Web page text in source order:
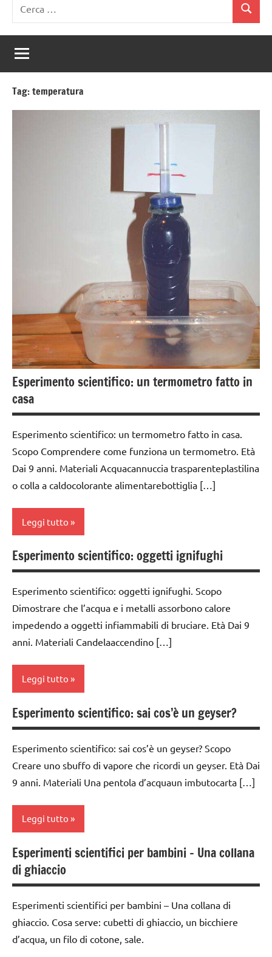
per:
Cerca
Tag:temperatura
Esperimento scientifico: un termometro fatto in
casa
Esperimento scientifico: un termometro fatto in casa.
Scopo Comprendere come funziona un termometro. Età
Dai 9 anni. Materiali Acquacannuccia trasparenteplastilina
o colla a caldocolorante alimentarebottiglia […]
Leggi tutto
classe
3a
classe
4a
classe
5a
medie
ESPERIMENTI
E ATTIVITA'
ESPERIMENTI
DIDATTICA
MONTESSORI
SCIENZE
scienze:
fisica e
chimica
TUTTI GLI
ARGOMENTI
Esperimento scientifico: oggetti ignifughi
Esperimento scientifico: oggetti ignifughi. Scopo
Dimostrare che l’acqua e i metalli assorbono calore
impedendo a oggetti infiammabili di bruciare. Età Dai 9
anni. Materiali Candelaaccendino […]
Leggi tutto
classe
1a
classe
2a
3a
classe
classe
5a
classi
1a-5a
classi
Esperimento scientifico: sai cos’è un geyser?
Esperimento scientifico: sai cos’è un geyser? Scopo
Creare uno sbuffo di vapore che ricordi un geyser. Età Dai
9 anni. Materiali Una pentola d’acquaun imbutocarta […]
Leggi tutto
classe
3a
4a
5a
Esperimenti scientifici per bambini – Una collana
di ghiaccio
Esperimenti scientifici per bambini – Una collana di
ghiaccio. Cosa serve: cubetti di ghiaccio, un bicchiere
d’acqua, un filo di cotone, sale.